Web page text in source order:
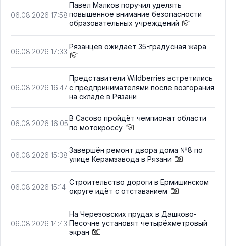
06.08.2026 17:58
Павел Малков поручил уделять
повышенное внимание безопасности
образовательных учреждений
06.08.2026 17:33
Рязанцев ожидает 35-градусная жара
06.08.2026 16:47
Представители Wildberries встретились
с предпринимателями после возгорания
на складе в Рязани
06.08.2026 16:05
В Сасово пройдёт чемпионат области
по мотокроссу
06.08.2026 15:38
Завершён ремонт двора дома №8 по
улице Керамзавода в Рязани
06.08.2026 15:14
Строительство дороги в Ермишинском
округе идёт с отставанием
06.08.2026 14:43
На Черезовских прудах в Дашково-
Песочне установят четырёхметровый
экран